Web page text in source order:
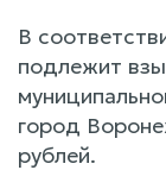
В
подлежит
город
рублей.